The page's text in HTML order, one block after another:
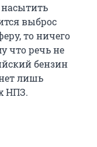
выброс
то ничего
что речь не
бензин
лишь
НПЗ.